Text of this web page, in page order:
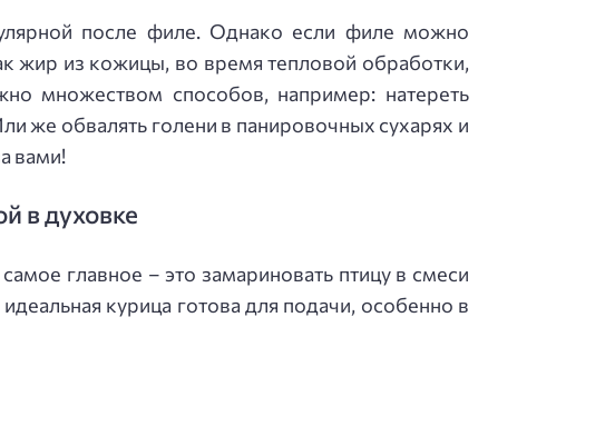
после филе. Однако если филе можно
жир из кожицы, во время тепловой обработки,
множеством способов, например: натереть
же обвалять голени в панировочных сухарях и
вами!
в духовке
главное – это замариновать птицу в смеси
курица готова для подачи, особенно в